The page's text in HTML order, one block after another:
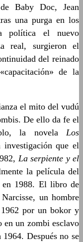
Baby Doc, Jean
una purga en los
política el nuevo
real, surgieron el
del reinado
de la
el mito del vudú
De ello da fe el
la novela Los
investigación que el
La serpiente y el
la película del
1988. El libro de
un hombre
1962 por un bokor y
en un zombi esclavo
Después no se